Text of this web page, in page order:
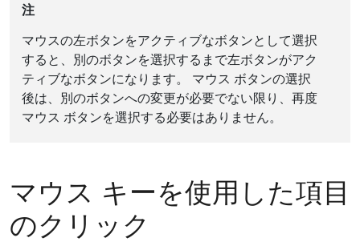
注
マウスの左ボタンをアクティブなボタンとして選択
すると、別のボタンを選択するまで左ボタンがアク
ティブなボタンになります。 マウス ボタンの選択
後は、別のボタンへの変更が必要でない限り、再度
マウス ボタンを選択する必要はありません。
マウス キーを使用した項目
のクリック